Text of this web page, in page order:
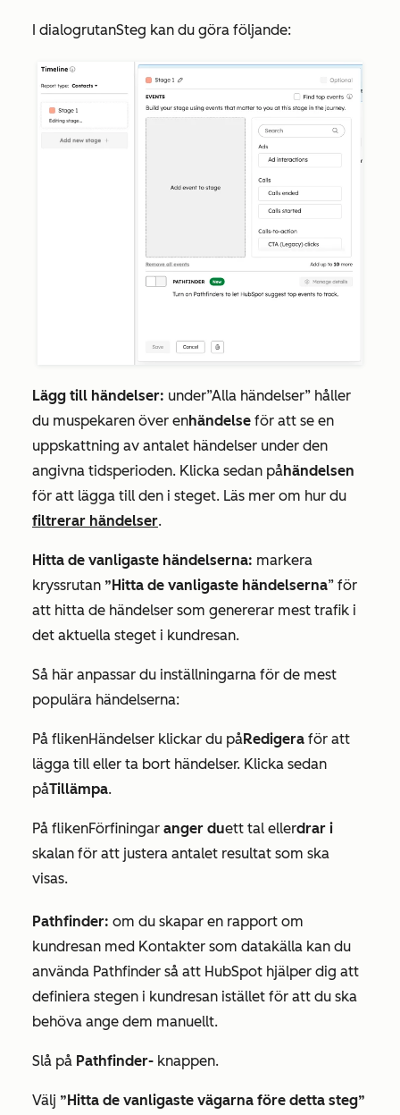
I dialogrutanSteg kan du göra följande:
Lägg till händelser: under”Alla händelser” håller
du muspekaren över enhändelse för att se en
uppskattning av antalet händelser under den
angivna tidsperioden. Klicka sedan påhändelsen
för att lägga till den i steget. Läs mer om hur du
filtrerar händelser.
Hitta de vanligaste händelserna: markera
kryssrutan ”Hitta de vanligaste händelserna” för
att hitta de händelser som genererar mest trafik i
det aktuella steget i kundresan.
Så här anpassar du inställningarna för de mest
populära händelserna:
På flikenHändelser klickar du påRedigera för att
lägga till eller ta bort händelser. Klicka sedan
påTillämpa.
På flikenFörfiningar anger duett tal ellerdrar i
skalan för att justera antalet resultat som ska
visas.
Pathfinder: om du skapar en rapport om
kundresan med Kontakter som datakälla kan du
använda Pathfinder så att HubSpot hjälper dig att
definiera stegen i kundresan istället för att du ska
behöva ange dem manuellt.
Slå på Pathfinder- knappen.
Välj ”Hitta de vanligaste vägarna före detta steg”